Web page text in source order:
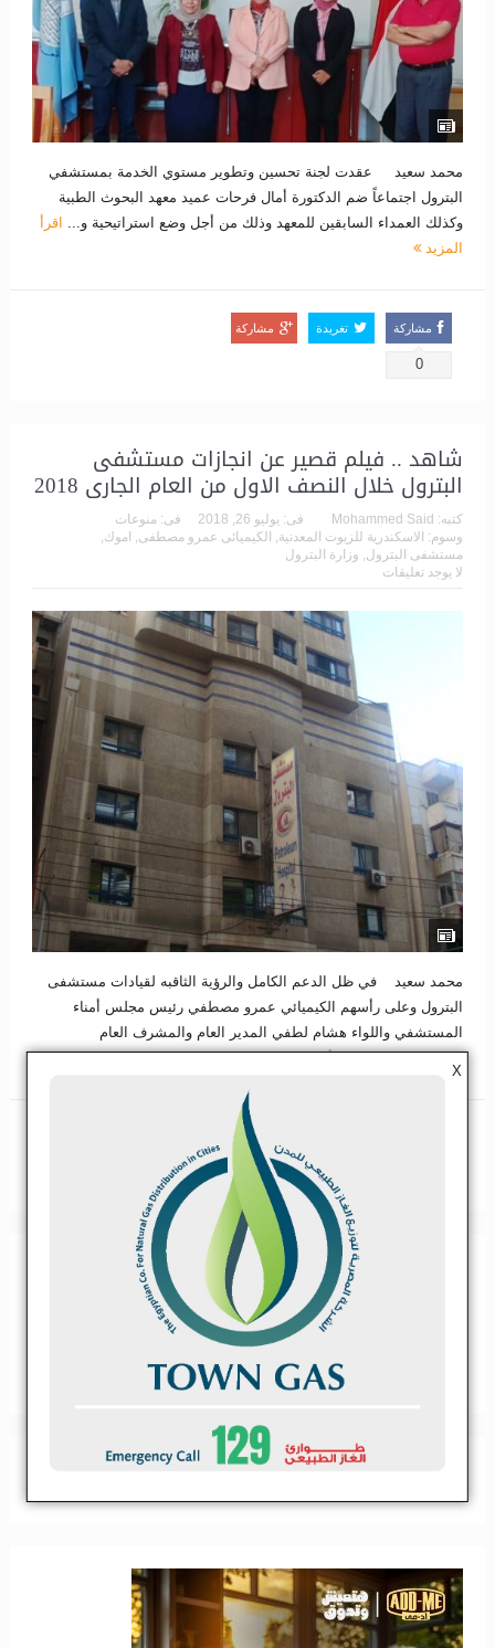
محمد سعيد عقدت لجنة تحسين وتطوير مستوي الخدمة بمستشفي
البترول اجتماعاً ضم الدكتورة أمال فرحات عميد معهد البحوث الطبية
وكذلك العمداء السابقين للمعهد وذلك من أجل وضع استراتيحية و... اقرأ
المزيد
مشاركة
0
تغريدة مشاركة
شاهد .. فيلم قصير عن انجازات مستشفى
البترول خلال النصف الاول من العام الجارى 2018
كتبه: Mohammed Said فى: يوليو 26, 2018 فى: منوعات
وسوم: الاسكندرية للزيوت المعدنية, الكيميائى عمرو مصطفى, اموك,
مستشفى البترول, وزارة البترول
لا يوجد تعليقات
محمد سعيد في ظل الدعم الكامل والرؤية الثاقبه لقيادات مستشفى
البترول وعلى رأسهم الكيميائي عمرو مصطفي رئيس مجلس أمناء
المستشفي واللواء هشام لطفي المدير العام والمشرف العام
للمستشفي وال...اقرأ المزيد
مشاركة
X